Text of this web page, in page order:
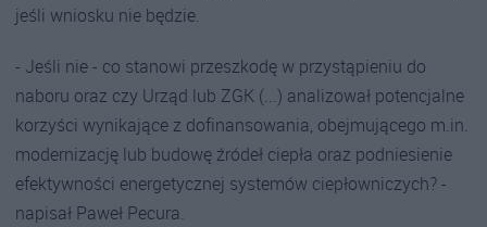
jeśli wniosku nie będzie.
- Jeśli nie - co stanowi przeszkodę w przystąpieniu do
naboru oraz czy Urząd lub ZGK (...) analizował potencjalne
korzyści wynikające z dofinansowania, obejmującego m.in.
modernizację lub budowę źródeł ciepła oraz podniesienie
efektywności energetycznej systemów ciepłowniczych? -
napisał Paweł Pecura.